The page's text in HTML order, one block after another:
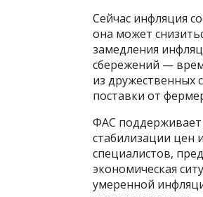
Сейчас инфляция
она может
замедления
сбережений —
из дружественных
поставки от
ФАС поддерживает
стабилизации цен
специалистов,
экономическая
умеренной